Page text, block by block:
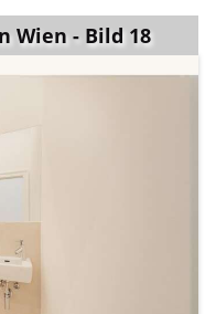
Wien - Bild 18